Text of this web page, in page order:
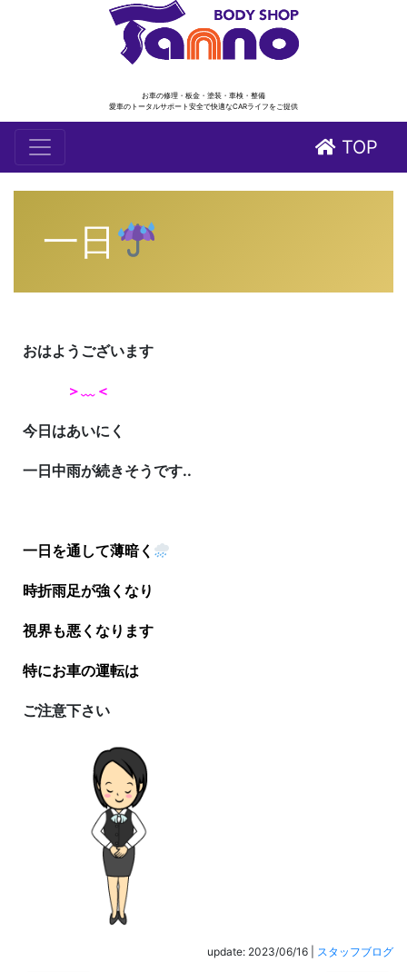
お車の修理・板金・塗装・車検・整備
愛車のトータルサポート安全で快適なCARライフをご提供
TOP
一日
おはようございます
＞﹏＜
今日はあいにく
一日中雨が続きそうです..
一日を通して薄暗く
時折雨足が強くなり
視界も悪くなります
特にお車の運転は
ご注意下さい
update: 2023/06/16 スタッフブログ